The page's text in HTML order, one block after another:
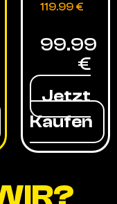
119.99 €
99.99
€
Jetzt
Kaufen